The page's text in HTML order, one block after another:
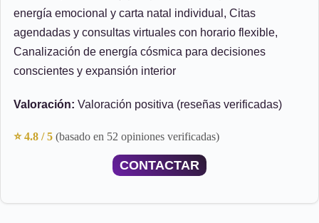
energía emocional y carta natal individual, Citas
agendadas y consultas virtuales con horario flexible,
Canalización de energía cósmica para decisiones
conscientes y expansión interior
Valoración: Valoración positiva (reseñas verificadas)
⭐ 4.8 / 5 (basado en 52 opiniones verificadas)
CONTACTAR